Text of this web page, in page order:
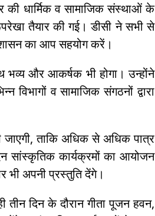
की धार्मिक व सामाजिक संस्थाओं के
तैयार की गई। डीसी ने सभी से
का आप सहयोग करें।
भव्य और आकर्षक भी होगा। उन्होंने
विभागों व सामाजिक संगठनों द्वारा
जाएगी, ताकि अधिक से अधिक पात्र
सांस्कृतिक कार्यक्रमों का आयोजन
भी अपनी प्रस्तुति देंगे।
तीन दिन के दौरान गीता पूजन हवन,